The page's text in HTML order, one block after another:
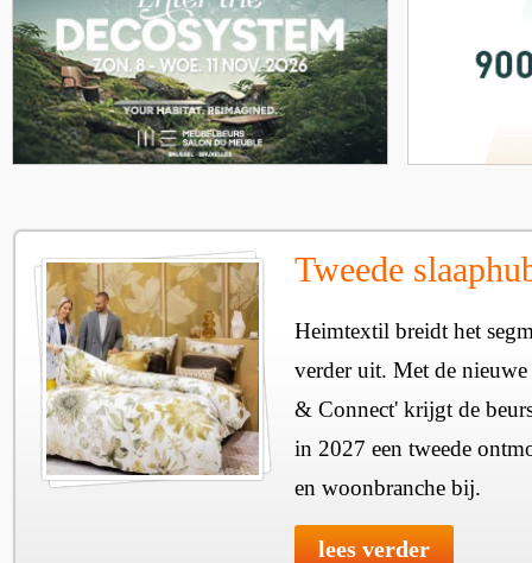
Tweede
Heimtextil breidt het
verder uit. Met de
& Connect' krijgt de
in 2027 een tweede
en woonbranche bij.
lees verder